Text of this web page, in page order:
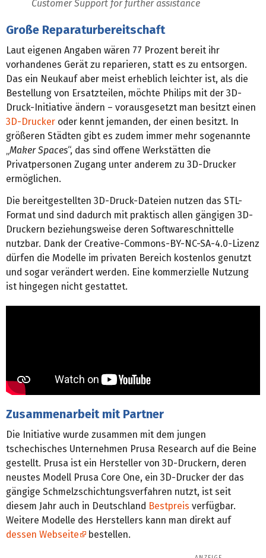
Customer Support for further assistance
Große Reparaturbereitschaft
Laut eigenen Angaben wären 77 Prozent bereit ihr
vorhandenes Gerät zu reparieren, statt es zu entsorgen.
Das ein Neukauf aber meist erheblich leichter ist, als die
Bestellung von Ersatzteilen, möchte Philips mit der 3D-
Druck-Initiative ändern – vorausgesetzt man besitzt einen
3D-Drucker oder kennt jemanden, der einen besitzt. In
größeren Städten gibt es zudem immer mehr sogenannte
„Maker Spaces“, das sind offene Werkstätten die
Privatpersonen Zugang unter anderem zu 3D-Drucker
ermöglichen.
Die bereitgestellten 3D-Druck-Dateien nutzen das STL-
Format und sind dadurch mit praktisch allen gängigen 3D-
Druckern beziehungsweise deren Softwareschnittelle
nutzbar. Dank der Creative-Commons-­BY-NC-SA-4.0-Lizenz
dürfen die Modelle im privaten Bereich kostenlos genutzt
und sogar verändert werden. Eine kommerzielle Nutzung
ist hingegen nicht gestattet.
Zusammenarbeit mit Partner
Die Initiative wurde zusammen mit dem jungen
tschechisches Unternehmen Prusa Research auf die Beine
gestellt. Prusa ist ein Hersteller von 3D-Druckern, deren
neustes Modell Prusa Core One, ein 3D-Drucker der das
gängige Schmelzschichtungs­verfahren nutzt, ist seit
diesem Jahr auch in Deutschland Bestpreis verfügbar.
Weitere Modelle des Herstellers kann man direkt auf
dessen Webseite
bestellen.